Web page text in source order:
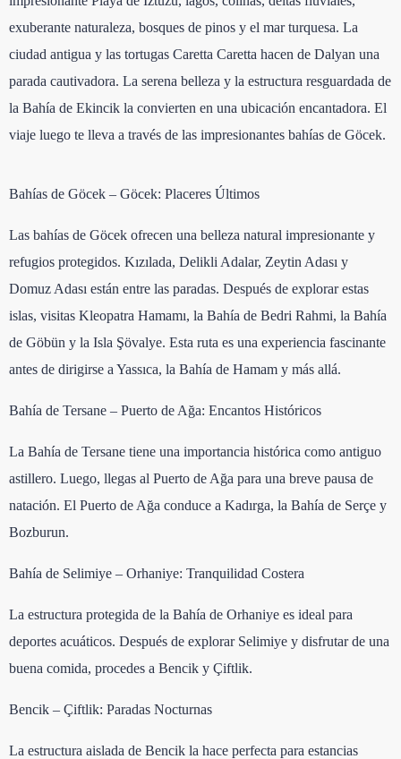
exuberante naturaleza, bosques de pinos y el mar turquesa. La
ciudad antigua y las tortugas Caretta Caretta hacen de Dalyan una
parada cautivadora. La serena belleza y la estructura resguardada de
la Bahía de Ekincik la convierten en una ubicación encantadora. El
viaje luego te lleva a través de las impresionantes bahías de Göcek.
Bahías de Göcek – Göcek: Placeres Últimos
Las bahías de Göcek ofrecen una belleza natural impresionante y
refugios protegidos. Kızılada, Delikli Adalar, Zeytin Adası y
Domuz Adası están entre las paradas. Después de explorar estas
islas, visitas Kleopatra Hamamı, la Bahía de Bedri Rahmi, la Bahía
de Göbün y la Isla Şövalye. Esta ruta es una experiencia fascinante
antes de dirigirse a Yassıca, la Bahía de Hamam y más allá.
Bahía de Tersane – Puerto de Ağa: Encantos Históricos
La Bahía de Tersane tiene una importancia histórica como antiguo
astillero. Luego, llegas al Puerto de Ağa para una breve pausa de
natación. El Puerto de Ağa conduce a Kadırga, la Bahía de Serçe y
Bozburun.
Bahía de Selimiye – Orhaniye: Tranquilidad Costera
La estructura protegida de la Bahía de Orhaniye es ideal para
deportes acuáticos. Después de explorar Selimiye y disfrutar de una
buena comida, procedes a Bencik y Çiftlik.
Bencik – Çiftlik: Paradas Nocturnas
La estructura aislada de Bencik la hace perfecta para estancias